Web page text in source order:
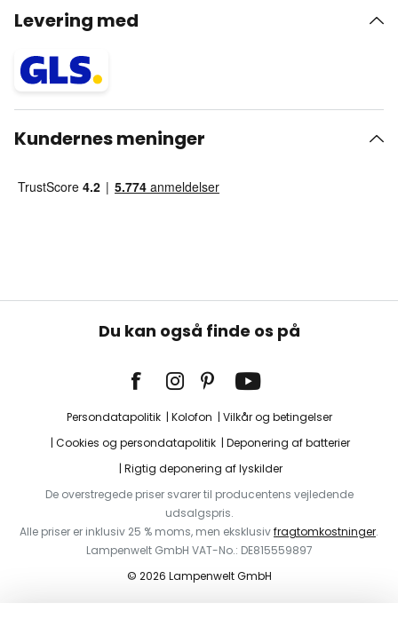
Levering med
Kundernes meninger
Du kan også finde os på
Persondatapolitik Kolofon
Vilkår og betingelser
Cookies og persondatapolitik
Deponering af batterier
Rigtig deponering af lyskilder
De overstregede priser svarer til producentens vejledende
udsalgspris.
Alle priser er inklusiv 25 % moms, men eksklusivfragtomkostninger.
Lampenwelt GmbH VAT-No.: DE815559897
© 2026 Lampenwelt GmbH